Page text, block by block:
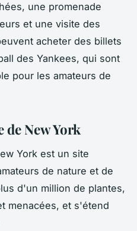
une promenade
et une visite des
acheter des billets
des Yankees, qui sont
pour les amateurs de
New York
York est un site
de nature et de
d'un million de plantes,
menacées, et s'étend